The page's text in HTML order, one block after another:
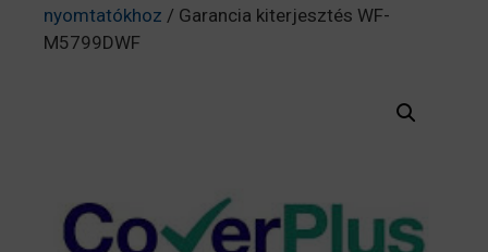
nyomtatókhoz / Garancia kiterjesztés WF-
M5799DWF